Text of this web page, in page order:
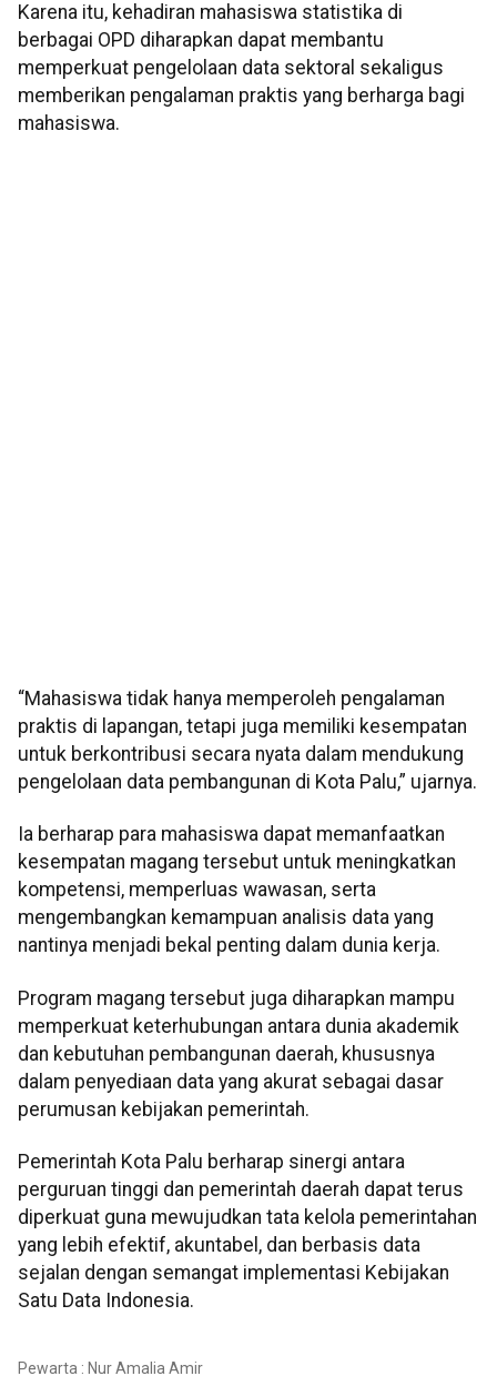
Karena itu, kehadiran mahasiswa statistika di
berbagai OPD diharapkan dapat membantu
memperkuat pengelolaan data sektoral sekaligus
memberikan pengalaman praktis yang berharga bagi
mahasiswa.
“Mahasiswa tidak hanya memperoleh pengalaman
praktis di lapangan, tetapi juga memiliki kesempatan
untuk berkontribusi secara nyata dalam mendukung
pengelolaan data pembangunan di Kota Palu,” ujarnya.
Ia berharap para mahasiswa dapat memanfaatkan
kesempatan magang tersebut untuk meningkatkan
kompetensi, memperluas wawasan, serta
mengembangkan kemampuan analisis data yang
nantinya menjadi bekal penting dalam dunia kerja.
Program magang tersebut juga diharapkan mampu
memperkuat keterhubungan antara dunia akademik
dan kebutuhan pembangunan daerah, khususnya
dalam penyediaan data yang akurat sebagai dasar
perumusan kebijakan pemerintah.
Pemerintah Kota Palu berharap sinergi antara
perguruan tinggi dan pemerintah daerah dapat terus
diperkuat guna mewujudkan tata kelola pemerintahan
yang lebih efektif, akuntabel, dan berbasis data
sejalan dengan semangat implementasi Kebijakan
Satu Data Indonesia.
Pewarta : Nur Amalia Amir